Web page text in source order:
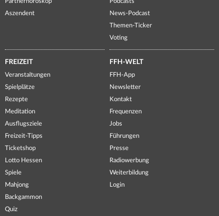
Partnerhoroskop
Aszendent
Podcasts
News-Podcast
Themen-Ticker
Voting
FREIZEIT
Veranstaltungen
Spielplätze
Rezepte
Meditation
Ausflugsziele
Freizeit-Tipps
Ticketshop
Lotto Hessen
Spiele
Mahjong
Backgammon
Quiz
FFH-WELT
FFH-App
Newsletter
Kontakt
Frequenzen
Jobs
Führungen
Presse
Radiowerbung
Weiterbildung
Login